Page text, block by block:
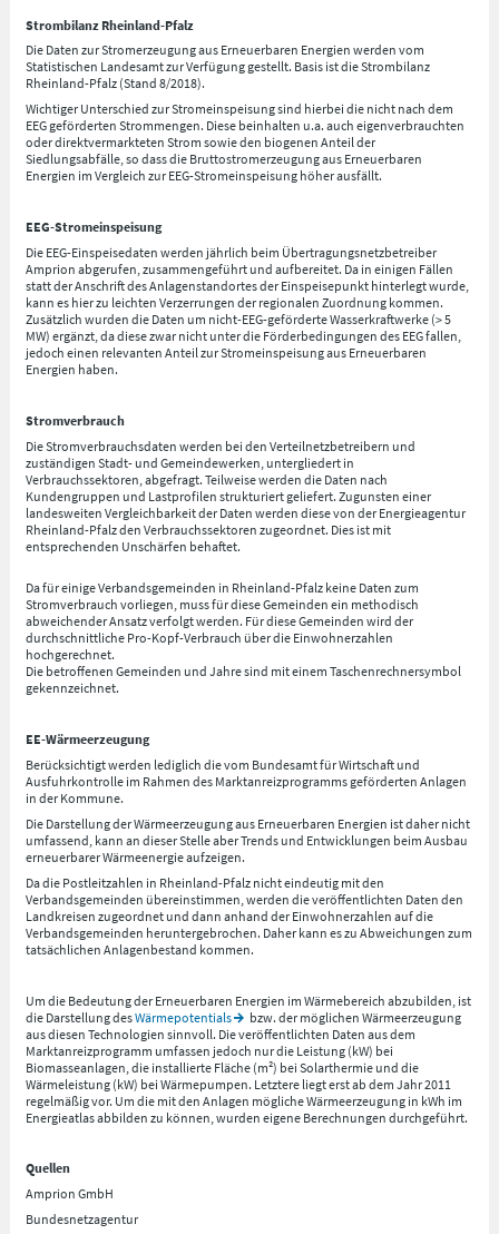
Strombilanz Rheinland-Pfalz
Die Daten zur Stromerzeugung aus Erneuerbaren Energien werden vom
Statistischen Landesamt zur Verfügung gestellt. Basis ist die Strombilanz
Rheinland-Pfalz (Stand 8/2018).
Wichtiger Unterschied zur Stromeinspeisung sind hierbei die nicht nach dem
EEG geförderten Strommengen. Diese beinhalten u.a. auch eigenverbrauchten
oder direktvermarkteten Strom sowie den biogenen Anteil der
Siedlungsabfälle, so dass die Bruttostromerzeugung aus Erneuerbaren
Energien im Vergleich zur EEG-Stromeinspeisung höher ausfällt.
EEG-Stromeinspeisung
Die EEG-Einspeisedaten werden jährlich beim Übertragungsnetzbetreiber
Amprion abgerufen, zusammengeführt und aufbereitet. Da in einigen Fällen
statt der Anschrift des Anlagenstandortes der Einspeisepunkt hinterlegt wurde,
kann es hier zu leichten Verzerrungen der regionalen Zuordnung kommen.
Zusätzlich wurden die Daten um nicht-EEG-geförderte Wasserkraftwerke (> 5
MW) ergänzt, da diese zwar nicht unter die Förderbedingungen des EEG fallen,
jedoch einen relevanten Anteil zur Stromeinspeisung aus Erneuerbaren
Energien haben.
Stromverbrauch
Die Stromverbrauchsdaten werden bei den Verteilnetzbetreibern und
zuständigen Stadt- und Gemeindewerken, untergliedert in
Verbrauchssektoren, abgefragt. Teilweise werden die Daten nach
Kundengruppen und Lastprofilen strukturiert geliefert. Zugunsten einer
landesweiten Vergleichbarkeit der Daten werden diese von der Energieagentur
Rheinland-Pfalz den Verbrauchssektoren zugeordnet. Dies ist mit
entsprechenden Unschärfen behaftet.
Da für einige Verbandsgemeinden in Rheinland-Pfalz keine Daten zum
Stromverbrauch vorliegen, muss für diese Gemeinden ein methodisch
abweichender Ansatz verfolgt werden. Für diese Gemeinden wird der
durchschnittliche Pro-Kopf-Verbrauch über die Einwohnerzahlen
hochgerechnet.
Die betroffenen Gemeinden und Jahre sind mit einem Taschenrechnersymbol
gekennzeichnet.
EE-Wärmeerzeugung
Berücksichtigt werden lediglich die vom Bundesamt für Wirtschaft und
Ausfuhrkontrolle im Rahmen des Marktanreizprogramms geförderten Anlagen
in der Kommune.
Die Darstellung der Wärmeerzeugung aus Erneuerbaren Energien ist daher nicht
umfassend, kann an dieser Stelle aber Trends und Entwicklungen beim Ausbau
erneuerbarer Wärmeenergie aufzeigen.
Da die Postleitzahlen in Rheinland-Pfalz nicht eindeutig mit den
Verbandsgemeinden übereinstimmen, werden die veröffentlichten Daten den
Landkreisen zugeordnet und dann anhand der Einwohnerzahlen auf die
Verbandsgemeinden heruntergebrochen. Daher kann es zu Abweichungen zum
tatsächlichen Anlagenbestand kommen.
Um die Bedeutung der Erneuerbaren Energien im Wärmebereich abzubilden, ist
die Darstellung desWärmepotentials
bzw. der möglichen Wärmeerzeugung
aus diesen Technologien sinnvoll. Die veröffentlichten Daten aus dem
Marktanreizprogramm umfassen jedoch nur die Leistung (kW) bei
Biomasseanlagen, die installierte Fläche (m²) bei Solarthermie und die
Wärmeleistung (kW) bei Wärmepumpen. Letztere liegt erst ab dem Jahr 2011
regelmäßig vor. Um die mit den Anlagen mögliche Wärmeerzeugung in kWh im
Energieatlas abbilden zu können, wurden eigene Berechnungen durchgeführt.
Quellen
Amprion GmbH
Bundesnetzagentur